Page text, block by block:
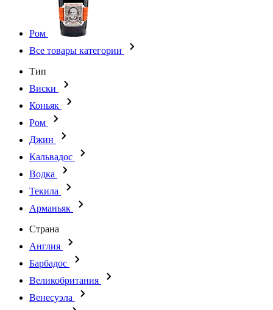
Ром
Все товары категории
Тип
Виски
Коньяк
Ром
Джин
Кальвадос
Водка
Текила
Арманьяк
Страна
Англия
Барбадос
Великобритания
Венесуэла